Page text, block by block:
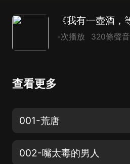
-次播放 320條聲音
查看更多
001-荒唐
002-嘴太毒的男人